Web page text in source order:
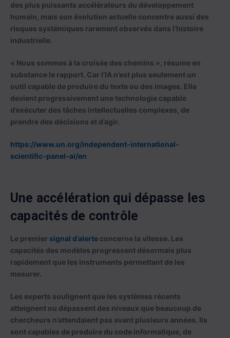
des plus puissants accélérateurs du développement
humain, mais son évolution actuelle concentre aussi des
risques systémiques rarement observés dans l’histoire
industrielle.
« Nous sommes à la croisée des chemins », résume en
substance le rapport. Car l’IA n’est plus seulement un
outil capable de produire du texte ou des images. Elle
devient progressivement une technologie capable
d’exécuter des tâches intellectuelles complexes, de
prendre des décisions et d’agir.
https://www.un.org/independent-international-
scientific-panel-ai/en
Une accélération qui dépasse les
capacités de contrôle
Le premier signal d’alerte concerne la vitesse. Les
capacités des modèles progressent désormais plus
rapidement que les instruments permettant de les
mesurer.
Les experts soulignent que les systèmes récents
atteignent ou dépassent des niveaux que beaucoup de
chercheurs n’attendaient pas avant plusieurs années. Ils
sont capables de produire du code informatique, de